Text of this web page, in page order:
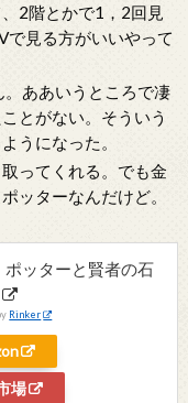
2階とかで1，2回見
で見る方がいいやって
ああいうところで凄
とがない。そういう
うになった。
ってくれる。でも金
ッターなんだけど。
ポッターと賢者の石
Rinker
場